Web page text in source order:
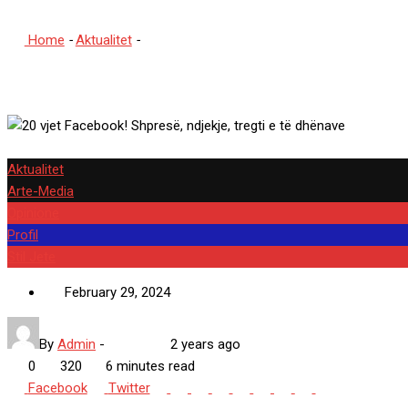
Home -Aktualitet-
Aktualitet
Arte-Media
Profil
February 29, 2024
By Admin -
2 years ago
0
320
6 minutes read
Facebook
Twitter